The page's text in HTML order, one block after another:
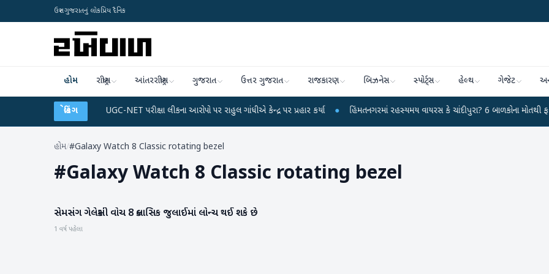
ઉત્તર ગુજરાતનું લોકપ્રિય દૈનિક
હોમ રાષ્ટ્રીય આંતરરાષ્ટ્રીય ગુજરાત ઉત્તર ગુજરાત રાજકારણ બિઝનેસ સ્પોર્ટ્સ હેલ્થ ગેજેટ
બ્રેકિંગ
● UGC-NET પરીક્ષા લીકના આરોપો પર રાહુલ ગાંધીએ કેન્દ્ર પર પ્રહાર કર્યા ● હિંમતનગરમાં રહસ્યમય વાયરસ કે ચાંદીપુરા? 6 બાળકોના મોતથી ફફડાટ ●
હોમ/#Galaxy Watch 8 Classic rotating bezel
#Galaxy Watch 8 Classic rotating bezel
ગેજેટ
સેમસંગ ગેલેક્સી વોચ 8 ક્લાસિક જુલાઈમાં લોન્ચ થઈ શકે છે
1 વર્ષ પહેલા